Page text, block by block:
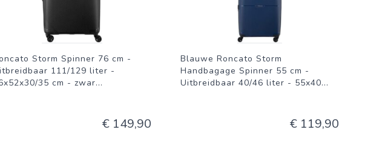
Storm Spinner 76 cm -
111/129 liter -
35 cm - zwar...
€ 149,90
Blauwe Roncato Storm
Handbagage Spinner 55 cm -
Uitbreidbaar 40/46 liter - 55x40...
€ 119,90